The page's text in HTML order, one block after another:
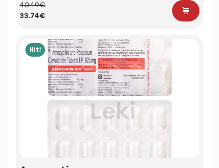
40.49€
33.74€
Hit!